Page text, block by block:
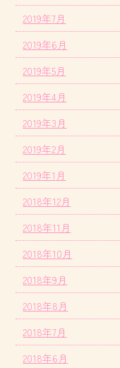
2019年7月
2019年6月
2019年5月
2019年4月
2019年3月
2019年2月
2019年1月
2018年12月
2018年11月
2018年10月
2018年9月
2018年8月
2018年7月
2018年6月